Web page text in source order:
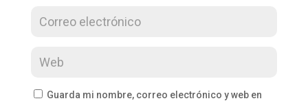
Guarda mi nombre, correo electrónico y web en